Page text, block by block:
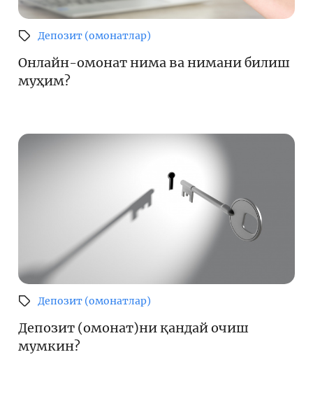
Депозит (омонатлар)
Онлайн-омонат нима ва нимани билиш
муҳим?
Депозит (омонатлар)
Депозит (омонат)ни қандай очиш
мумкин?